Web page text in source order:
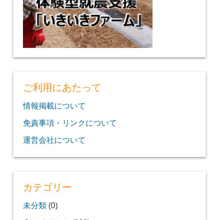
ご利用にあたって
情報掲載について
免責事項・リンクについて
運営会社について
カテゴリー
未分類(0)